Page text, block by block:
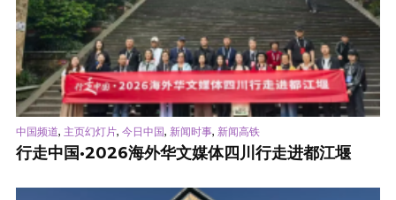
中国频道, 主页幻灯片, 今日中国, 新闻时事, 新闻高铁
行走中国·2026海外华文媒体四川行走进都江堰